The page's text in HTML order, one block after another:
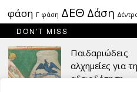
φάση Γ φάση ΔΕΘ Δάση
Θεσσαλονίκη Θράκη
Πάρκα Περίπατοι στα
Οικολογία Πράσινοι Πυρηνική
DON'T MISS
Παιδαριώδεις
αλχημείες για
αδειοδότηση